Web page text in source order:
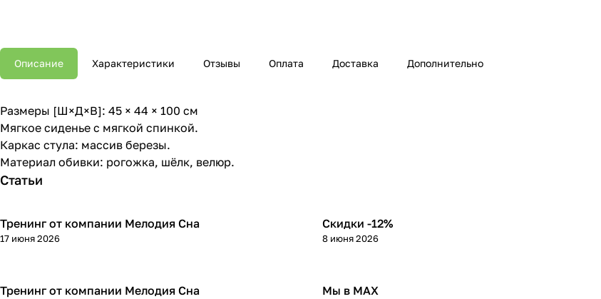
Описание Характеристики Отзывы Оплата Доставка Дополнительно
Размеры [Ш×Д×В]: 45 × 44 × 100 см
Мягкое сиденье с мягкой спинкой.
Каркас стула: массив березы.
Материал обивки: рогожка, шёлк, велюр.
Статьи
Тренинг от компании Мелодия Сна
17 июня 2026
Скидки -12%
8 июня 2026
Тренинг от компании Мелодия Сна Мы в МАХ